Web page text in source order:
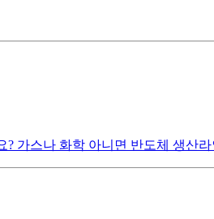
가스나 화학 아니면 반도체 생산